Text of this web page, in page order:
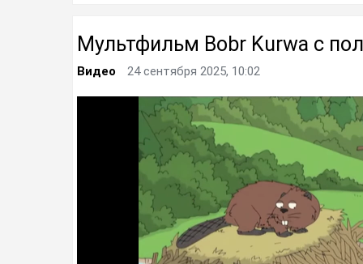
Мультфильм Bobr Kurwa с
Видео 24 сентября 2025, 10:02